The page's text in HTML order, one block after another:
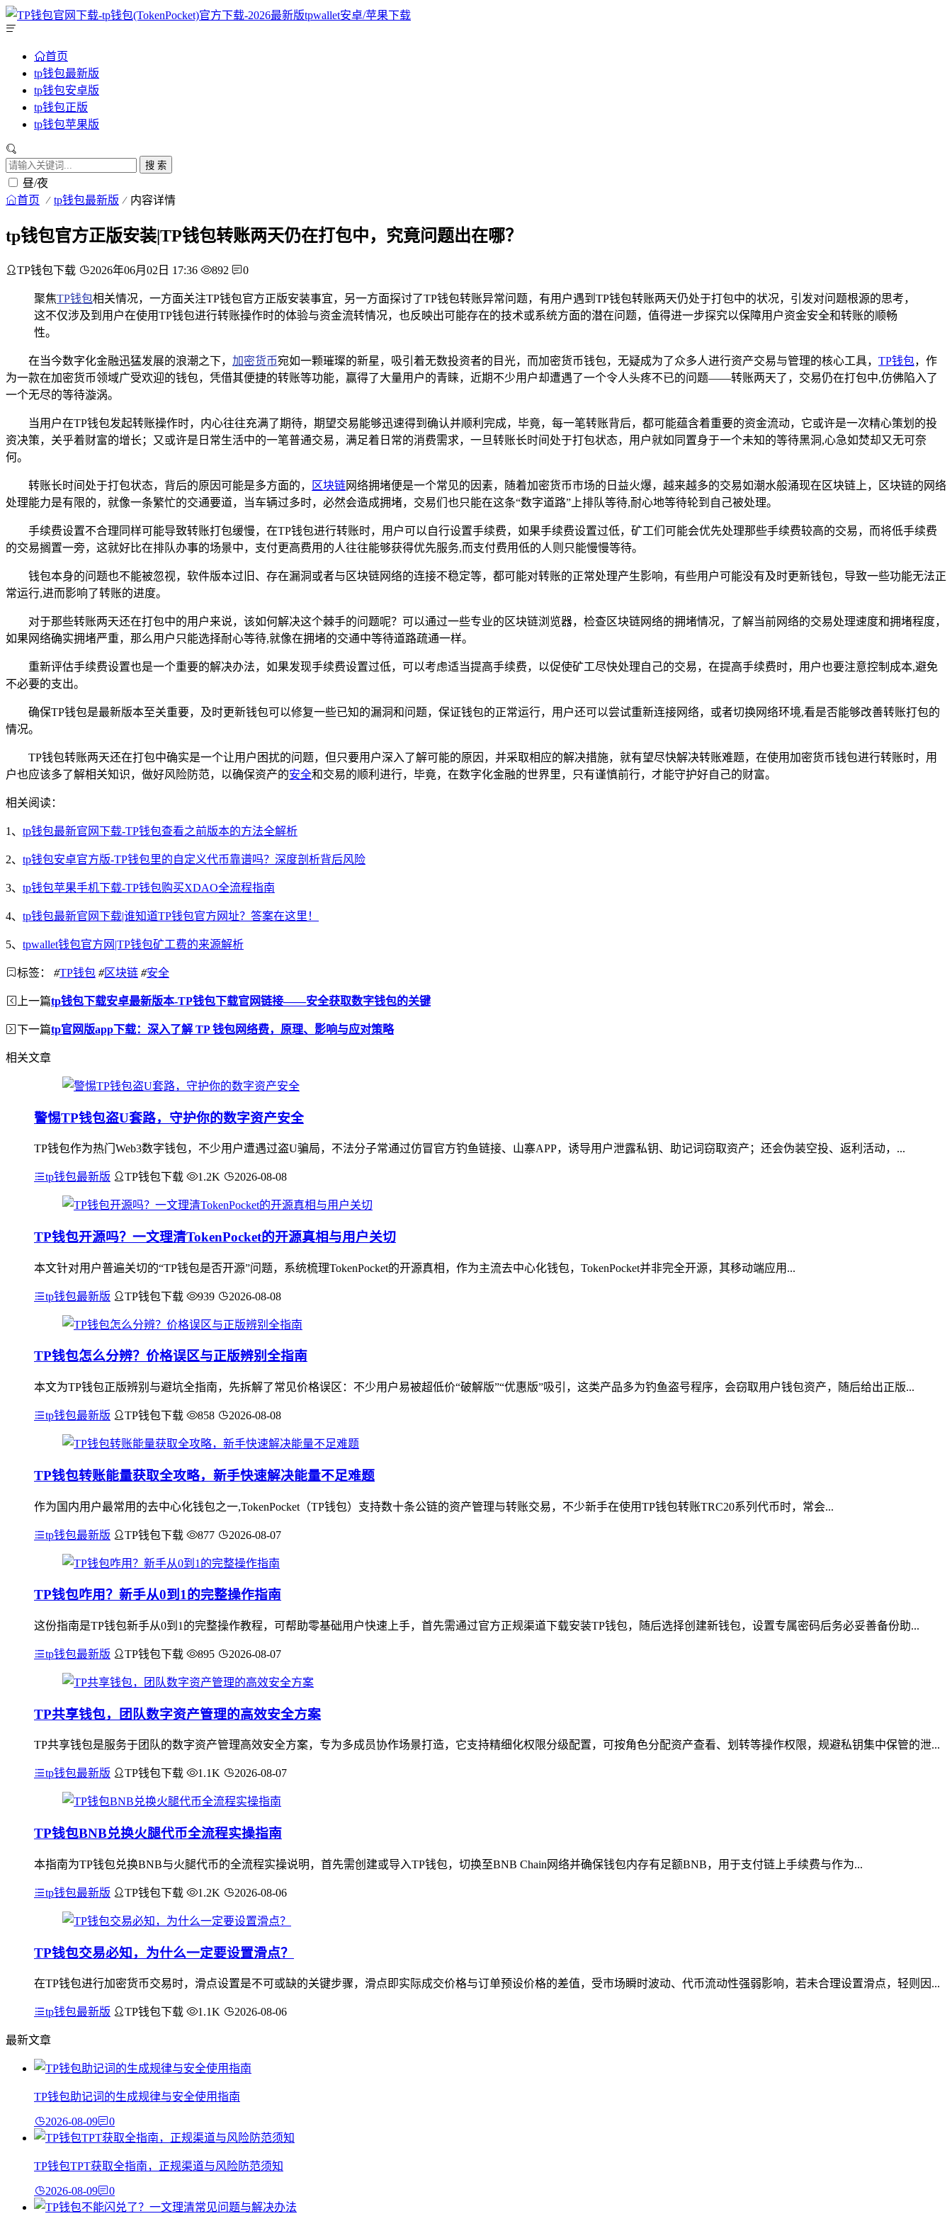
首页
tp钱包最新版
tp钱包安卓版
tp钱包正版
tp钱包苹果版
搜 索
昼/夜
首页 tp钱包最新版 内容详情
tp钱包官方正版安装|TP钱包转账两天仍在打包中，究竟问题出在哪？
TP钱包下载 2026年06月02日 17:36 892 0
聚焦TP钱包相关情况，一方面关注TP钱包官方正版安装事宜，另一方面探讨了TP钱包转账异常问题，有用户遇到TP钱包转账两天仍处于打包中的状况，引发对问题根源的思考，
这不仅涉及到用户在使用TP钱包进行转账操作时的体验与资金流转情况，也反映出可能存在的技术或系统方面的潜在问题，值得进一步探究以保障用户资金安全和转账的顺畅
性。
在当今数字化金融迅猛发展的浪潮之下， 加密货币宛如一颗璀璨的新星，吸引着无数投资者的目光，而加密货币钱包，无疑成为了众多人进行资产交易与管理的核心工具， TP钱包，作
为一款在加密货币领域广受欢迎的钱包，凭借其便捷的转账等功能，赢得了大量用户的青睐，近期不少用户却遭遇了一个令人头疼不已的问题——转账两天了，交易仍在打包中,仿佛陷入了
一个无尽的等待漩涡。
当用户在TP钱包发起转账操作时，内心往往充满了期待，期望交易能够迅速得到确认并顺利完成，毕竟，每一笔转账背后，都可能蕴含着重要的资金流动，它或许是一次精心策划的投
资决策，关乎着财富的增长；又或许是日常生活中的一笔普通交易，满足着日常的消费需求，一旦转账长时间处于打包状态，用户就如同置身于一个未知的等待黑洞,心急如焚却又无可奈
何。
转账长时间处于打包状态，背后的原因可能是多方面的， 区块链网络拥堵便是一个常见的因素，随着加密货币市场的日益火爆，越来越多的交易如潮水般涌现在区块链上，区块链的网络
处理能力是有限的，就像一条繁忙的交通要道，当车辆过多时，必然会造成拥堵，交易们也只能在这条“数字道路”上排队等待,耐心地等待轮到自己被处理。
手续费设置不合理同样可能导致转账打包缓慢，在TP钱包进行转账时，用户可以自行设置手续费，如果手续费设置过低，矿工们可能会优先处理那些手续费较高的交易，而将低手续费
的交易搁置一旁，这就好比在排队办事的场景中，支付更高费用的人往往能够获得优先服务,而支付费用低的人则只能慢慢等待。
钱包本身的问题也不能被忽视，软件版本过旧、存在漏洞或者与区块链网络的连接不稳定等，都可能对转账的正常处理产生影响，有些用户可能没有及时更新钱包，导致一些功能无法正
常运行,进而影响了转账的进度。
对于那些转账两天还在打包中的用户来说，该如何解决这个棘手的问题呢？可以通过一些专业的区块链浏览器，检查区块链网络的拥堵情况，了解当前网络的交易处理速度和拥堵程度，
如果网络确实拥堵严重，那么用户只能选择耐心等待,就像在拥堵的交通中等待道路疏通一样。
重新评估手续费设置也是一个重要的解决办法，如果发现手续费设置过低，可以考虑适当提高手续费，以促使矿工尽快处理自己的交易，在提高手续费时，用户也要注意控制成本,避免
不必要的支出。
确保TP钱包是最新版本至关重要，及时更新钱包可以修复一些已知的漏洞和问题，保证钱包的正常运行，用户还可以尝试重新连接网络，或者切换网络环境,看是否能够改善转账打包的
情况。
TP钱包转账两天还在打包中确实是一个让用户困扰的问题，但只要用户深入了解可能的原因，并采取相应的解决措施，就有望尽快解决转账难题，在使用加密货币钱包进行转账时，用
户也应该多了解相关知识，做好风险防范，以确保资产的安全和交易的顺利进行，毕竟，在数字化金融的世界里，只有谨慎前行，才能守护好自己的财富。
相关阅读：
1、 tp钱包最新官网下载-TP钱包查看之前版本的方法全解析
2、 tp钱包安卓官方版-TP钱包里的自定义代币靠谱吗？深度剖析背后风险
3、 tp钱包苹果手机下载-TP钱包购买XDAO全流程指南
4、 tp钱包最新官网下载|谁知道TP钱包官方网址？答案在这里！
5、 tpwallet钱包官方网|TP钱包矿工费的来源解析
标签： #TP钱包 #区块链 #安全
上一篇tp钱包下载安卓最新版本-TP钱包下载官网链接——安全获取数字钱包的关键
下一篇tp官网版app下载：深入了解 TP 钱包网络费，原理、影响与应对策略
相关文章
警惕TP钱包盗U套路，守护你的数字资产安全
TP钱包作为热门Web3数字钱包，不少用户遭遇过盗U骗局，不法分子常通过仿冒官方钓鱼链接、山寨APP，诱导用户泄露私钥、助记词窃取资产；还会伪装空投、返利活动，...
tp钱包最新版 TP钱包下载 1.2K 2026-08-08
TP钱包开源吗？一文理清TokenPocket的开源真相与用户关切
本文针对用户普遍关切的“TP钱包是否开源”问题，系统梳理TokenPocket的开源真相，作为主流去中心化钱包，TokenPocket并非完全开源，其移动端应用...
tp钱包最新版 TP钱包下载 939 2026-08-08
TP钱包怎么分辨？价格误区与正版辨别全指南
本文为TP钱包正版辨别与避坑全指南，先拆解了常见价格误区：不少用户易被超低价“破解版”“优惠版”吸引，这类产品多为钓鱼盗号程序，会窃取用户钱包资产，随后给出正版...
tp钱包最新版 TP钱包下载 858 2026-08-08
TP钱包转账能量获取全攻略，新手快速解决能量不足难题
作为国内用户最常用的去中心化钱包之一,TokenPocket（TP钱包）支持数十条公链的资产管理与转账交易，不少新手在使用TP钱包转账TRC20系列代币时，常会...
tp钱包最新版 TP钱包下载 877 2026-08-07
TP钱包咋用？新手从0到1的完整操作指南
这份指南是TP钱包新手从0到1的完整操作教程，可帮助零基础用户快速上手，首先需通过官方正规渠道下载安装TP钱包，随后选择创建新钱包，设置专属密码后务必妥善备份助...
tp钱包最新版 TP钱包下载 895 2026-08-07
TP共享钱包，团队数字资产管理的高效安全方案
TP共享钱包是服务于团队的数字资产管理高效安全方案，专为多成员协作场景打造，它支持精细化权限分级配置，可按角色分配资产查看、划转等操作权限，规避私钥集中保管的泄...
tp钱包最新版 TP钱包下载 1.1K 2026-08-07
TP钱包BNB兑换火腿代币全流程实操指南
本指南为TP钱包兑换BNB与火腿代币的全流程实操说明，首先需创建或导入TP钱包，切换至BNB Chain网络并确保钱包内存有足额BNB，用于支付链上手续费与作为...
tp钱包最新版 TP钱包下载 1.2K 2026-08-06
TP钱包交易必知，为什么一定要设置滑点？
在TP钱包进行加密货币交易时，滑点设置是不可或缺的关键步骤，滑点即实际成交价格与订单预设价格的差值，受市场瞬时波动、代币流动性强弱影响，若未合理设置滑点，轻则因...
tp钱包最新版 TP钱包下载 1.1K 2026-08-06
最新文章
TP钱包助记词的生成规律与安全使用指南
2026-08-09 0
TP钱包TPT获取全指南，正规渠道与风险防范须知
2026-08-09 0